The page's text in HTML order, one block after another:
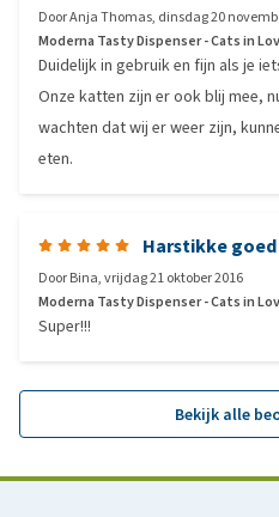
DoorAnja Thomas, dinsdag 20
Moderna Tasty Dispenser - Cats in
Duidelijk in gebruik en fijn als je
Onze katten zijn er ook blij mee,
wachten dat wij er weer zijn,
eten.
Harstikke goed
DoorBina,vrijdag 21 oktober 2016
Moderna Tasty Dispenser - Cats in
Super!!!
Bekijk alle